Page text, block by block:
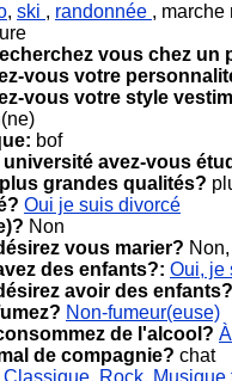
, ski , randonnée , marche
vous chez un
vous votre
vous votre style
bof
avez-vous
grandes qualités?
Oui je suis divorcé
Non
vous marier?
des enfants?: Oui, je
avoir des
Non-fumeur(euse)
de l'alcool?
de compagnie? chat
Classique, Rock, Musique